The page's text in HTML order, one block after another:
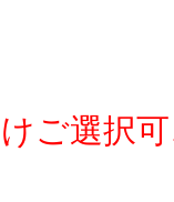
ご選択